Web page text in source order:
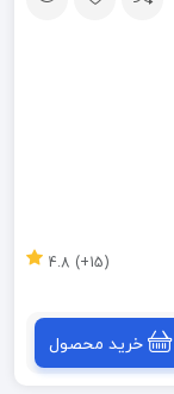
(15+) 4.8
خرید محصول